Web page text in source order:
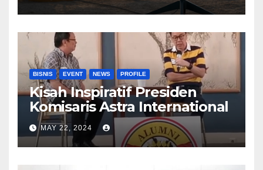
BISNIS EVENT NEWS PROFILE
Kisah Inspiratif Presiden
Komisaris Astra International
MAY 22, 2024